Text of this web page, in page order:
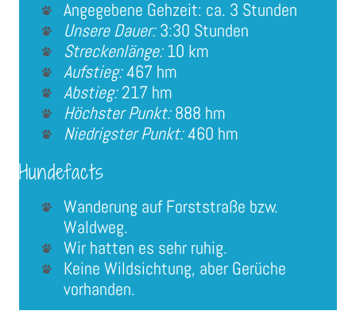
Angegebene Gehzeit: ca. 3 Stunden
Unsere Dauer:3:30 Stunden
Streckenlänge:10 km
Aufstieg:467 hm
Abstieg:217 hm
Höchster Punkt:888 hm
Niedrigster Punkt:460 hm
Hundefacts
Wanderung auf Forststraße bzw.
Waldweg.
Wir hatten es sehr ruhig.
Keine Wildsichtung, aber Gerüche
vorhanden.